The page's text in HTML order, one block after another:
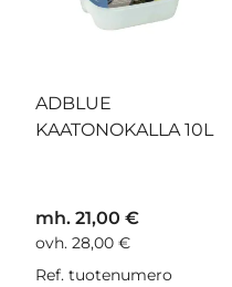
ADBLUE
KAATONOKALLA 10L
mh. 21,00 €
ovh. 28,00 €
Ref. tuotenumero